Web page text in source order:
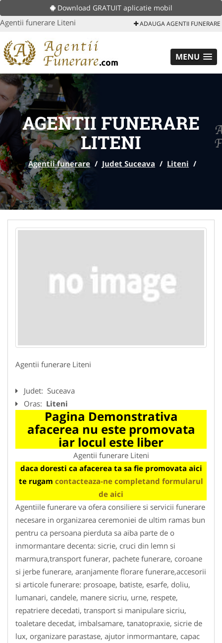
Download GRATUIT aplicatie mobil
Agentii funerare Liteni ADAUGA AGENTII FUNERARE
MENU
AGENTII FUNERARE
LITENI
Agentii funerare / Judet Suceava / Liteni /
Agentii funerare Liteni
Judet: Suceava
Oras: Liteni
Pagina Demonstrativa
afacerea nu este promovata
iar locul este liber
Agentii funerare Liteni
daca doresti ca afacerea ta sa fie promovata aici
te rugam contacteaza-ne completand formularul
de aici
Agentiile funerare va ofera consiliere si servicii funerare
necesare in organizarea ceremoniei de ultim ramas bun
pentru ca persoana pierduta sa aiba parte de o
inmormantare decenta: sicrie, cruci din lemn si
marmura,transport funerar, pachete funerare, coroane
si jerbe funerare, aranjamente florare funerare,accesorii
si articole funerare: prosoape, batiste, esarfe, doliu,
lumanari, candele, manere sicriu, urne, respete,
repatriere decedati, transport si manipulare sicriu,
toaletare decedat, imbalsamare, tanatopraxie, sicrie de
lux, organizare parastase, ajutor inmormantare, capac